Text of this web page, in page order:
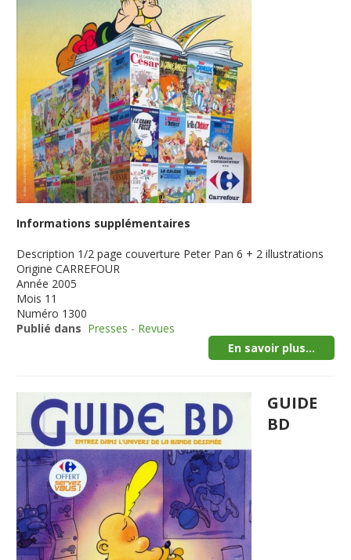
Informations supplémentaires
Description 1/2 page couverture Peter Pan 6 + 2 illustrations
Origine CARREFOUR
Année 2005
Mois 11
Numéro 1300
Publié dans Presses - Revues
En savoir plus...
GUIDE
BD